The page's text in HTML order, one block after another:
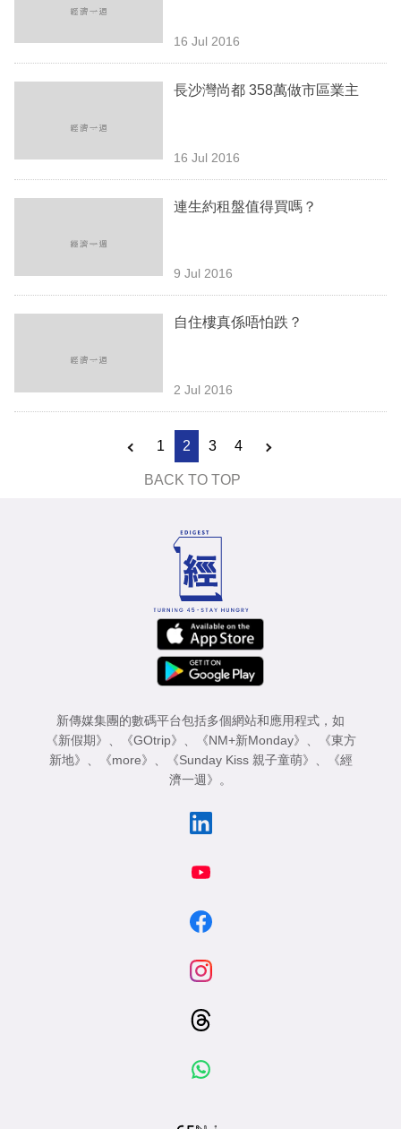
16 Jul 2016
長沙灣尚都 358萬做市區業主
16 Jul 2016
連生約租盤值得買嗎？
9 Jul 2016
自住樓真係唔怕跌？
2 Jul 2016
1 2 3 4
BACK TO TOP
新傳媒集團的數碼平台包括多個網站和應用程式，如
《新假期》 、 《GOtrip》 、 《NM+新Monday》 、
《東方
新地》 、 《more》 、 《Sunday Kiss 親子童萌》 、
《經
濟一週》 。